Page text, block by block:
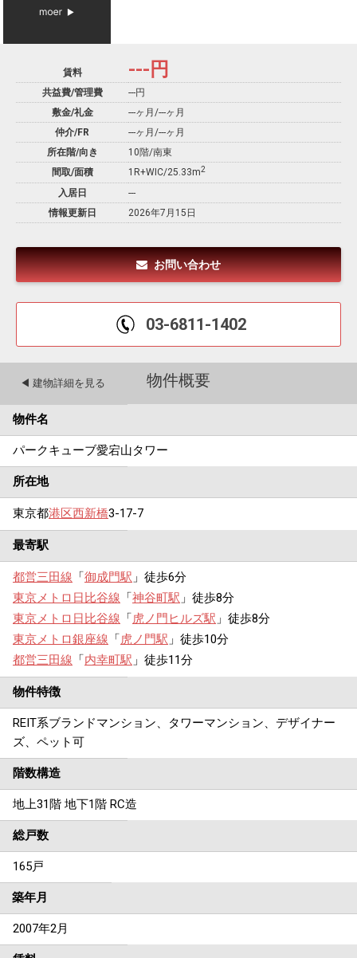
賃料 --- 円
共益費/管理費
---円
敷金/礼金
---ヶ月 /---ヶ月
仲介/FR
---ヶ月 /---ヶ月
所在階/向き
10階/南東
間取/面積
1R+WIC/25.33m2
入居日
---
情報更新日
2026年7月15日
お問い合わせ
03-6811-1402
物件概要
◀︎ 建物詳細を見る
物件名
パークキューブ愛宕山タワー
所在地
東京都港区西新橋3-17-7
最寄駅
都営三田線 「御成門駅 」徒歩6分
東京メトロ日比谷線 「神谷町駅 」徒歩8分
東京メトロ日比谷線 「虎ノ門ヒルズ駅 」徒歩8分
東京メトロ銀座線 「虎ノ門駅 」徒歩10分
都営三田線 「内幸町駅 」徒歩11分
物件特徴
REIT系ブランドマンション、タワーマンション、デザイナー
ズ、ペット可
階数構造
地上31階 地下1階 RC造
総戸数
165戸
築年月
2007年2月